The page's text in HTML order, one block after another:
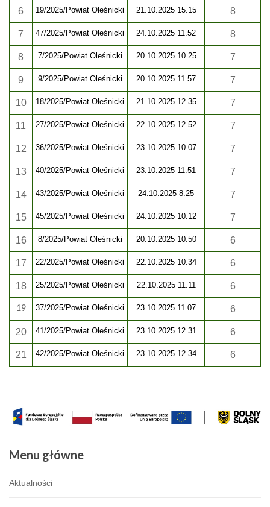
6 19/2025/Powiat Oleśnicki 21.10.2025 15.15 8
7 47/2025/Powiat Oleśnicki 24.10.2025 11.52 8
8 7/2025/Powiat Oleśnicki 20.10.2025 10.25 7
9 9/2025/Powiat Oleśnicki 20.10.2025 11.57 7
10 18/2025/Powiat Oleśnicki 21.10.2025 12.35 7
11 27/2025/Powiat Oleśnicki 22.10.2025 12.52 7
12 36/2025/Powiat Oleśnicki 23.10.2025 10.07 7
13 40/2025/Powiat Oleśnicki 23.10.2025 11.51 7
14 43/2025/Powiat Oleśnicki 24.10.2025 8.25 7
15 45/2025/Powiat Oleśnicki 24.10.2025 10.12 7
16 8/2025/Powiat Oleśnicki 20.10.2025 10.50 6
17 22/2025/Powiat Oleśnicki 22.10.2025 10.34 6
18 25/2025/Powiat Oleśnicki 22.10.2025 11.11 6
19 37/2025/Powiat Oleśnicki 23.10.2025 11.07 6
20 41/2025/Powiat Oleśnicki 23.10.2025 12.31 6
21 42/2025/Powiat Oleśnicki 23.10.2025 12.34 6
Menu główne
Aktualności